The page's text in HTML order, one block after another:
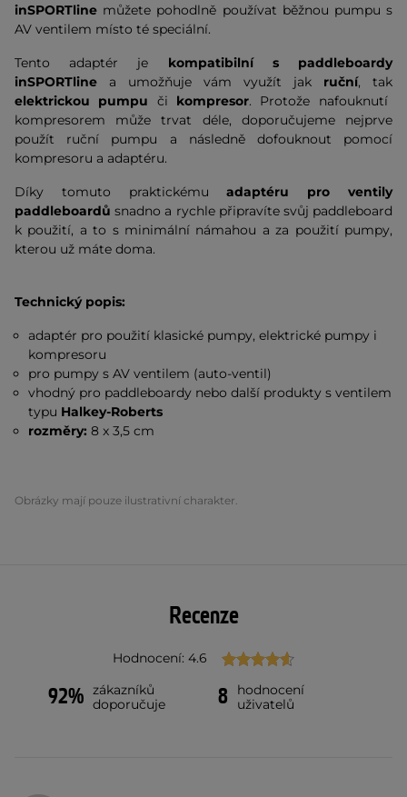
inSPORTline můžete pohodlně používat běžnou pumpu s
AV ventilem místo té speciální.
Tento adaptér je kompatibilní s paddleboardy
inSPORTline a umožňuje vám využít jak ruční, tak
elektrickou pumpu či kompresor. Protože nafouknutí
kompresorem může trvat déle, doporučujeme nejprve
použít ruční pumpu a následně dofouknout pomocí
kompresoru a adaptéru.
Díky tomuto praktickémuadaptéru pro ventily
paddleboardů snadno a rychle připravíte svůj paddleboard
k použití, a to s minimální námahou a za použití pumpy,
kterou už máte doma.
Technický popis:
adaptér pro použití klasické pumpy, elektrické pumpy i
kompresoru
pro pumpy s AV ventilem (auto-ventil)
vhodný pro paddleboardy nebo další produkty s ventilem
typu Halkey-Roberts
rozměry: 8 x 3,5 cm
Obrázky mají pouze ilustrativní charakter.
Recenze
Hodnocení: 4.6
92% zákazníků
doporučuje
8
hodnocení
uživatelů